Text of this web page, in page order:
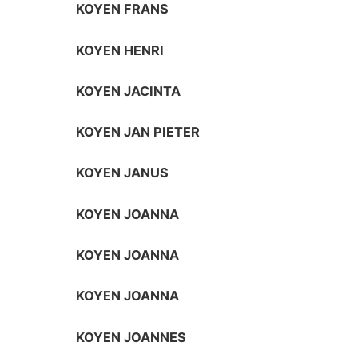
KOYEN FRANS
KOYEN HENRI
KOYEN JACINTA
KOYEN JAN PIETER
KOYEN JANUS
KOYEN JOANNA
KOYEN JOANNA
KOYEN JOANNA
KOYEN JOANNES